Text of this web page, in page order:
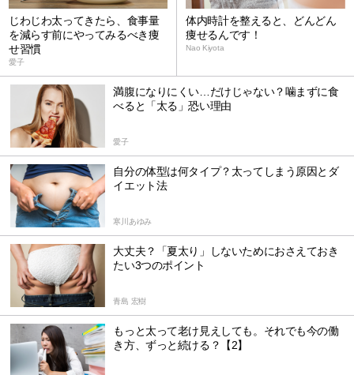
じわじわ太ってきたら、食事量
を減らす前にやってみるべき痩
せ習慣
愛子
体内時計を整えると、どんどん
痩せるんです！
Nao Kiyota
満腹になりにくい…だけじゃない？噛まずに食
べると「太る」恐い理由
愛子
自分の体型は何タイプ？太ってしまう原因とダ
イエット法
寒川あゆみ
大丈夫？「夏太り」しないためにおさえておき
たい3つのポイント
青島 宏樹
もっと太って老け見えしても。それでも今の働
き方、ずっと続ける？【2】